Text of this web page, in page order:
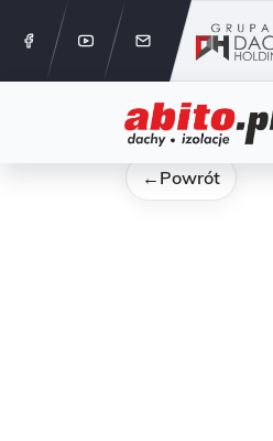
Start Kategorie
← Powrót